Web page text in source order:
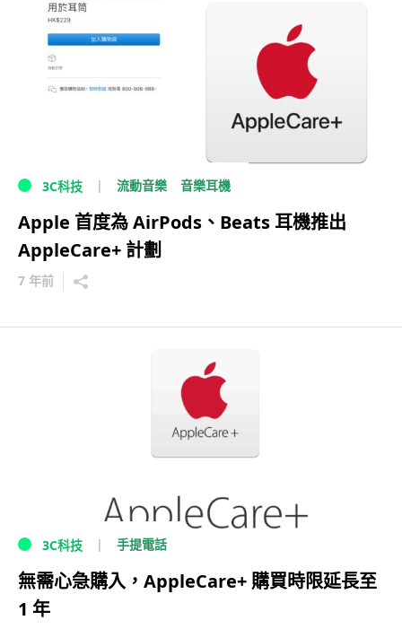
3C科技 流動音樂 音樂耳機
Apple 首度為 AirPods、Beats 耳機推出
AppleCare+ 計劃
7 年前
3C科技 手提電話
無需心急購入，AppleCare+ 購買時限延長至
1 年